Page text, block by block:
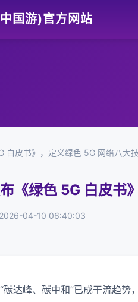
国游)官方网站
白皮书》，定义绿色 5G 网络八大
《绿色 5G 白皮书
04-10 06:40:03
碳达峰、碳中和”已成干流趋势